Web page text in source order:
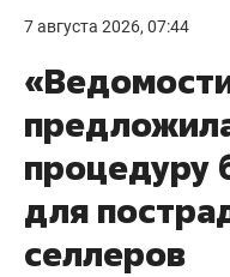
7 августа 2026, 07:44
процедуру
для
селлеров